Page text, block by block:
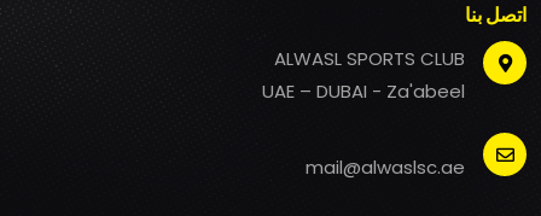
اتصل بنا
ALWASL SPORTS CLUB
UAE – DUBAI - Za'abeel
mail@alwaslsc.ae